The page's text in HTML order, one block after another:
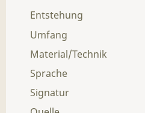
Entstehung
Umfang
Material/Technik
Sprache
Signatur